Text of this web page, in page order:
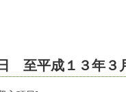
至平成１３年３